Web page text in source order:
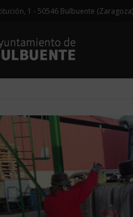
1 - 50546 Bulbuente (Zaragoza)